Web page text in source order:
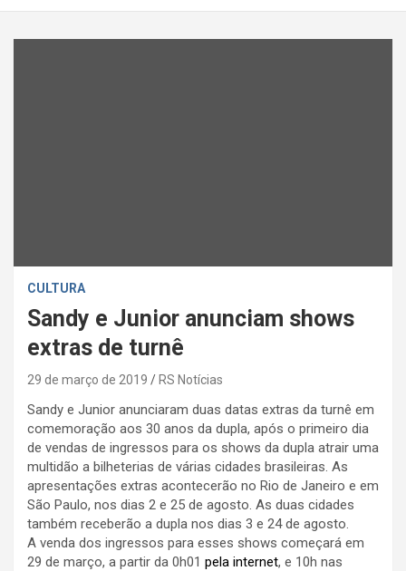
CULTURA
Sandy e Junior anunciam shows
extras de turnê
29 de março de 2019 RS Notícias
Sandy e Junior anunciaram duas datas extras da turnê em
comemoração aos 30 anos da dupla, após o primeiro dia
de vendas de ingressos para os shows da dupla atrair uma
multidão a bilheterias de várias cidades brasileiras. As
apresentações extras acontecerão no Rio de Janeiro e em
São Paulo, nos dias 2 e 25 de agosto. As duas cidades
também receberão a dupla nos dias 3 e 24 de agosto.
A venda dos ingressos para esses shows começará em
29 de março, a partir da 0h01 pela internet, e 10h nas